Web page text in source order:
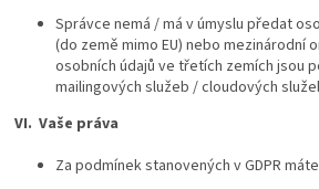
Správce nemá / má v úmyslu předat
(do země mimo EU) nebo mezinárodní
osobních údajů ve třetích zemích jsou
mailingových služeb / cloudových
VI. Vaše práva
Za podmínek stanovených v GDPR máte